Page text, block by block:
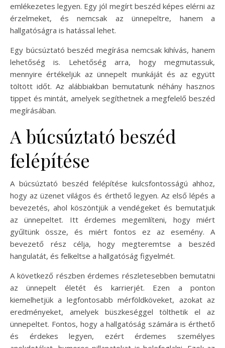
emlékezetes legyen. Egy jól megírt beszéd képes elérni az
érzelmeket, és nemcsak az ünnepeltre, hanem a
hallgatóságra is hatással lehet.
Egy búcsúztató beszéd megírása nemcsak kihívás, hanem
lehetőség is. Lehetőség arra, hogy megmutassuk,
mennyire értékeljük az ünnepelt munkáját és az együtt
töltött időt. Az alábbiakban bemutatunk néhány hasznos
tippet és mintát, amelyek segíthetnek a megfelelő beszéd
megírásában.
A búcsúztató beszéd
felépítése
A búcsúztató beszéd felépítése kulcsfontosságú ahhoz,
hogy az üzenet világos és érthető legyen. Az első lépés a
bevezetés, ahol köszöntjük a vendégeket és bemutatjuk
az ünnepeltet. Itt érdemes megemlíteni, hogy miért
gyűltünk össze, és miért fontos ez az esemény. A
bevezető rész célja, hogy megteremtse a beszéd
hangulatát, és felkeltse a hallgatóság figyelmét.
A következő részben érdemes részletesebben bemutatni
az ünnepelt életét és karrierjét. Ezen a ponton
kiemelhetjük a legfontosabb mérföldköveket, azokat az
eredményeket, amelyek büszkeséggel tölthetik el az
ünnepeltet. Fontos, hogy a hallgatóság számára is érthető
és érdekes legyen, ezért érdemes személyes